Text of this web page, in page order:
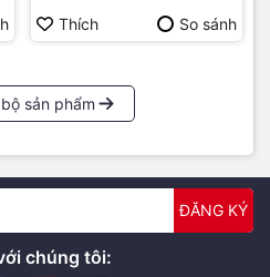
Thích So sánh
sản phẩm
ĐĂNG KÝ
chúng tôi: